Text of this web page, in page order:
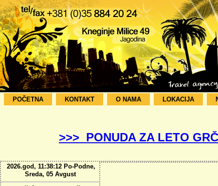
POČETNA KONTAKT O NAMA LOKACIJA
>>> PONUDA ZA LETO
2026.god, 11:38:13 Po-Podne,
Sreda, 05 Avgust